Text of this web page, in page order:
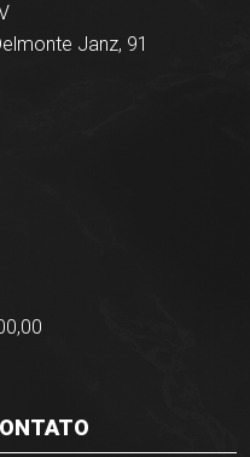
Janz, 91